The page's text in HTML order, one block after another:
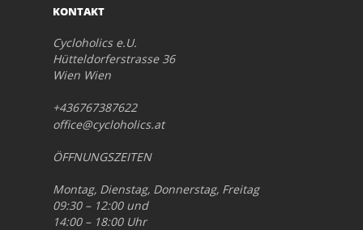
KONTAKT
Cycloholics e.U.
Hütteldorferstrasse 36
Wien Wien
+436767387622
office@cycloholics.at
ÖFFNUNGSZEITEN
Montag, Dienstag, Donnerstag, Freitag
09:30 – 12:00 und
14:00 – 18:00 Uhr